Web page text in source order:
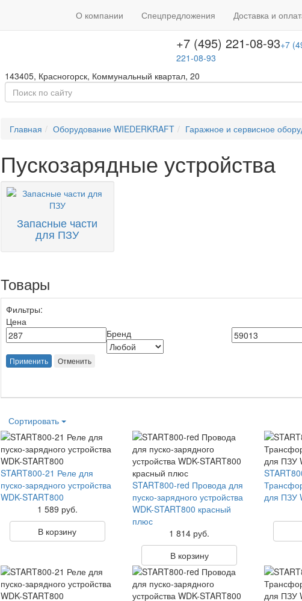
О компании Спецпредложения Доставка и
Пн - Пт с 09:00 до 18:00
+7 (495) 646-08-66
646-08-66
+7 (495) 221-08-93+7
221-08-93
143405, Красногорск, Коммунальный квартал, 20
Главная Оборудование WIEDERKRAFT Гаражное и сервисное
Пускозарядные устройства
Запасные части
для ПЗУ
Товары
Фильтры:
Цена
Бренд
Применить Отменить
Сортировать
START800-21 Реле для
пуско-зарядного устройства
WDK-START800
1 589 руб.
В корзину
START800-red Провода для
пуско-зарядного устройства
WDK-START800 красный
плюс
1 814 руб.
В корзину
для ПЗУ